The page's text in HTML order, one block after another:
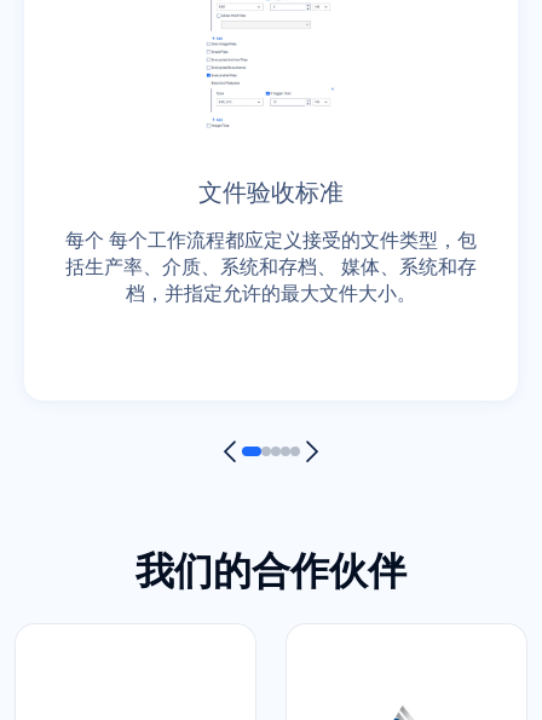
文件验收标准
每个 每个工作流程都应定义接受的文件类型，包
括生产率、介质、系统和存档、 媒体、系统和存
档，并指定允许的最大文件大小。
我们的合作伙伴